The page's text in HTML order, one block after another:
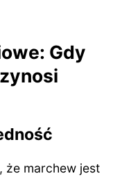
Gdy
że marchew jest